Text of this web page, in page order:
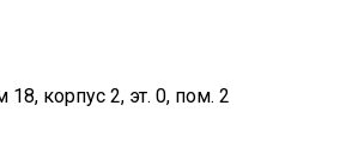
корпус 2, эт. 0, пом. 2